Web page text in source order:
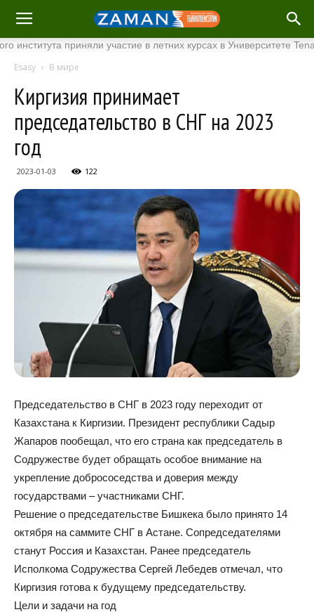
приняли участие в летних курсах в Университете Tenaga
Esasy В мире
Киргизия принимает
председательство в СНГ на 2023
год
2023-01-03 122
Председательство в СНГ в 2023 году переходит от
Казахстана к Киргизии. Президент республики Садыр
Жапаров пообещал, что его страна как председатель в
Содружестве будет обращать особое внимание на
укрепление добрососедства и доверия между
государствами – участниками СНГ.
Решение о председательстве Бишкека было принято 14
октября на саммите СНГ в Астане. Сопредседателями
станут Россия и Казахстан. Ранее председатель
Исполкома Содружества Сергей Лебедев отмечал, что
Киргизия готова к будущему председательству.
Цели и задачи на год